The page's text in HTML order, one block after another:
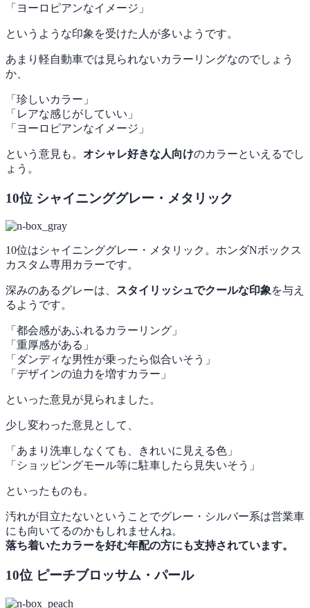
「ヨーロピアンなイメージ」
というような印象を受けた人が多いようです。
あまり軽自動車では見られないカラーリングなのでしょう
か、
「珍しいカラー」
「レアな感じがしていい」
「ヨーロピアンなイメージ」
という意見も。 オシャレ好きな人向けのカラーといえるでし
ょう。
10位 シャイニンググレー・メタリック
10位はシャイニンググレー・メタリック。ホンダNボックス
カスタム専用カラーです。
深みのあるグレーは、 スタイリッシュでクールな印象を与え
るようです。
「都会感があふれるカラーリング」
「重厚感がある」
「ダンディな男性が乗ったら似合いそう」
「デザインの迫力を増すカラー」
といった意見が見られました。
少し変わった意見として、
「あまり洗車しなくても、きれいに見える色」
「ショッピングモール等に駐車したら見失いそう」
といったものも。
汚れが目立たないということでグレー・シルバー系は営業車
にも向いてるのかもしれませんね。
落ち着いたカラーを好む年配の方にも支持されています。
10位 ピーチブロッサム・パール